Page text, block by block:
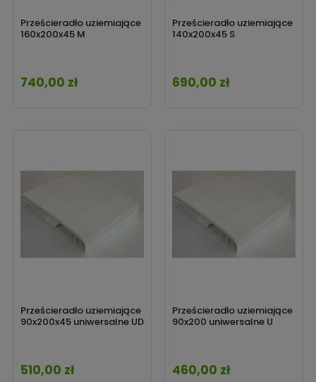
Prześcieradło uziemiające
160x200x45 M
Cena
740,00 zł
Prześcieradło uziemiające
140x200x45 S
Cena
690,00 zł
Prześcieradło uziemiające
90x200x45 uniwersalne UD
Cena
510,00 zł
Prześcieradło uziemiające
90x200 uniwersalne U
Cena
460,00 zł